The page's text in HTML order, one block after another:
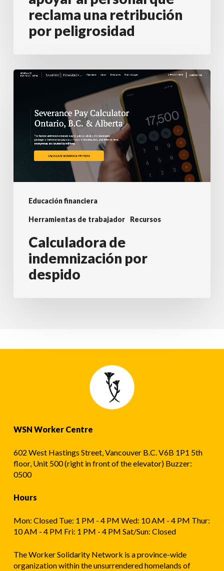
peligrosidad
reclama una retribución
por peligrosidad
Educación financiera
Herramientas de trabajador Recursos
Calculadora
indemnización
despido
Calculadora de
indemnización por
despido
WSN Worker Centre
602 West Hastings Street, Vancouver B.C. V6B 1P1 5th
floor, Unit 500 (right in front of the elevator) Buzzer:
0500
Hours
Mon: Closed Tue: 1 PM - 4 PM Wed: 10 AM - 4 PM Thur:
10 AM - 4 PM Fri: 1 PM - 4 PM Sat/Sun: Closed
The Worker Solidarity Network is a province-wide
organization within the unsurrendered homelands of